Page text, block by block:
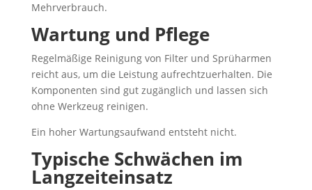
Mehrverbrauch.
Wartung und Pflege
Regelmäßige Reinigung von Filter und Sprüharmen
reicht aus, um die Leistung aufrechtzuerhalten. Die
Komponenten sind gut zugänglich und lassen sich
ohne Werkzeug reinigen.
Ein hoher Wartungsaufwand entsteht nicht.
Typische Schwächen im
Langzeiteinsatz